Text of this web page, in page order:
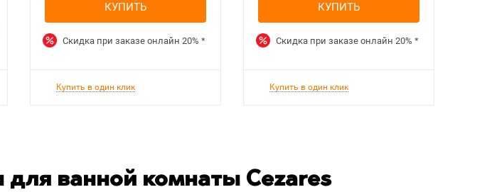
КУПИТЬ
Скидка при заказе онлайн 20% *
Купить в один клик
КУПИТЬ
Скидка при заказе онлайн 20% *
Купить в один клик
ванной комнаты Cezares